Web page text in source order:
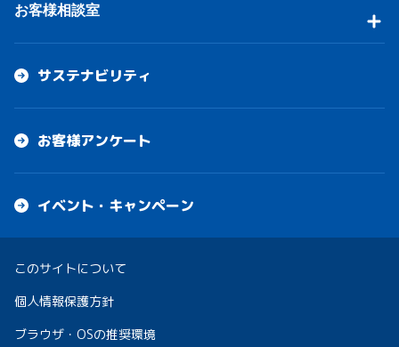
お客様相談室
サステナビリティ
お客様アンケート
イベント・キャンペーン
このサイトについて
個人情報保護方針
ブラウザ・OSの推奨環境